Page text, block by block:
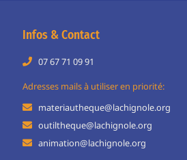
Infos & Contact
07 67 71 09 91
Adresses mails à utiliser en priorité:
materiautheque@lachignole.org
outiltheque@lachignole.org
animation@lachignole.org